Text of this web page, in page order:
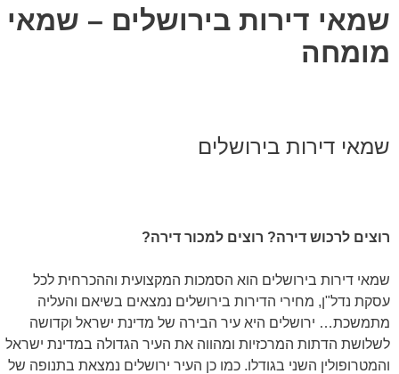
שמאי דירות בירושלים – שמאי
מומחה
שמאי דירות בירושלים
רוצים לרכוש דירה? רוצים למכור דירה?
שמאי דירות בירושלים הוא הסמכות המקצועית וההכרחית לכל
עסקת נדל"ן, מחירי הדירות בירושלים נמצאים בשיאם והעליה
מתמשכת… ירושלים היא עיר הבירה של מדינת ישראל וקדושה
לשלושת הדתות המרכזיות ומהווה את העיר הגדולה במדינת ישראל
והמטרופולין השני בגודלו. כמו כן העיר ירושלים נמצאת בתנופה של